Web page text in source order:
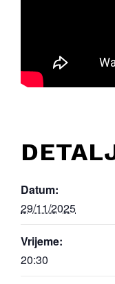
Datum:
29/11/2025
Vrijeme:
20:30